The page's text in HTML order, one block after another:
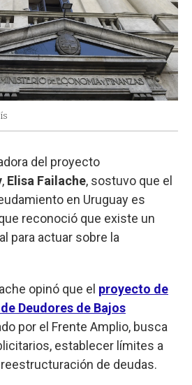
del proyecto
, Elisa Failache, sostuvo que el
en Uruguay es
reconoció que existe un
para actuar sobre la
opinó que el proyecto de
Deudores de Bajos
por el Frente Amplio, busca
establecer límites a
de deudas.